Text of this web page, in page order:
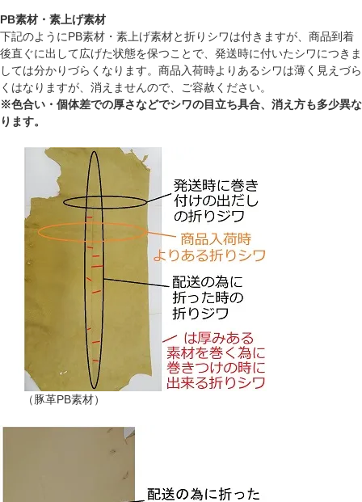
PB素材・素上げ素材
下記のようにPB素材・素上げ素材と折りシワは付きますが、商品到着
後直ぐに出して広げた状態を保つことで、発送時に付いたシワにつきま
しては分かりづらくなります。商品入荷時よりあるシワは薄く見えづら
くはなりますが、消えませんので、ご容赦ください。
※色合い・個体差での厚さなどでシワの目立ち具合、消え方も多少異な
ります。
（豚革PB素材）